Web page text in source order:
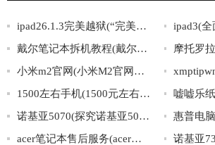
ipad26.1.3完美越狱(“完美越狱教程：iPad26.1.3轻松越狱”)
戴尔笔记本拆机教程(戴尔笔记本详细拆机操作指南)
小米m2官网(小米M2官网最新资讯及购买指南)
1500左右手机(1500元左右的手机推荐及选购攻略，最新列表必看！)
诺基亚5070(探究诺基亚5070：功能与特点解析)
acer笔记本售后服务(acer笔记本售后服务：专业解决您的问题)